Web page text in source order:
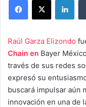
Raúl Garza Elizondo
Chain en Bayer
través de sus redes
expresó su
buscará impulsar aún
innovación en una de